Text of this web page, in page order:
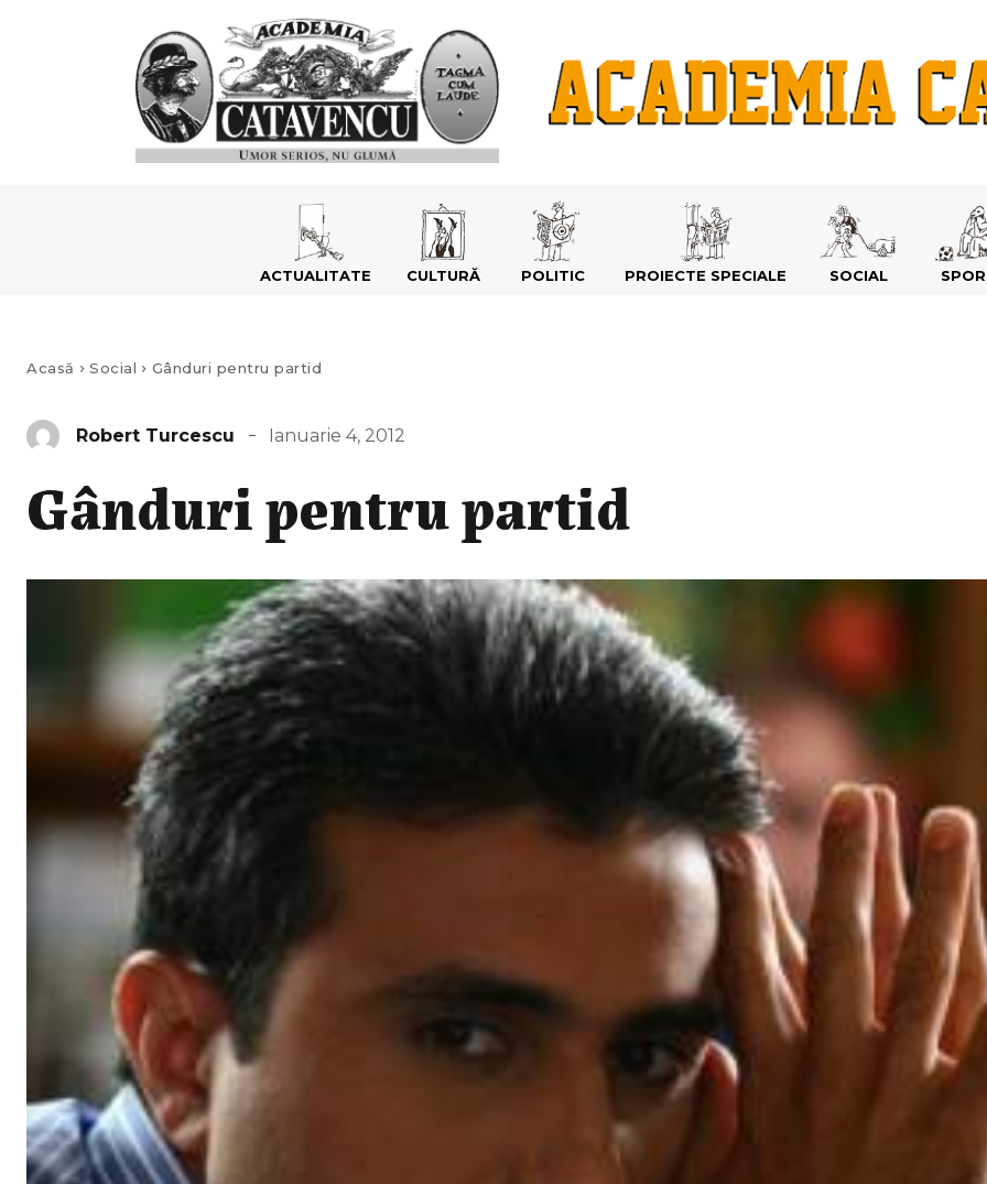
ACTUALITATE CULTURĂ POLITIC PROIECTE SPECIALE SOCIAL
Acasă Social Gânduri pentru partid
Robert Turcescu Ianuarie 4, 2012
Gânduri pentru partid